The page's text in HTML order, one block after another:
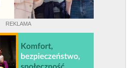
REKLAMA